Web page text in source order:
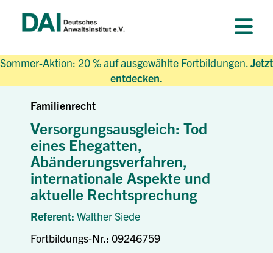
Sommer-Aktion: 20 % auf ausgewählte Fortbildungen.Jetzt
entdecken.
Familienrecht
Versorgungsausgleich: Tod
eines Ehegatten,
Abänderungsverfahren,
internationale Aspekte und
aktuelle Rechtsprechung
Referent: Walther Siede
Fortbildungs-Nr.: 09246759